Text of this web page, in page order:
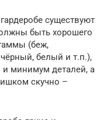
существуют
быть хорошего
(беж,
белый и т.п.),
и минимум деталей, а
скучно –